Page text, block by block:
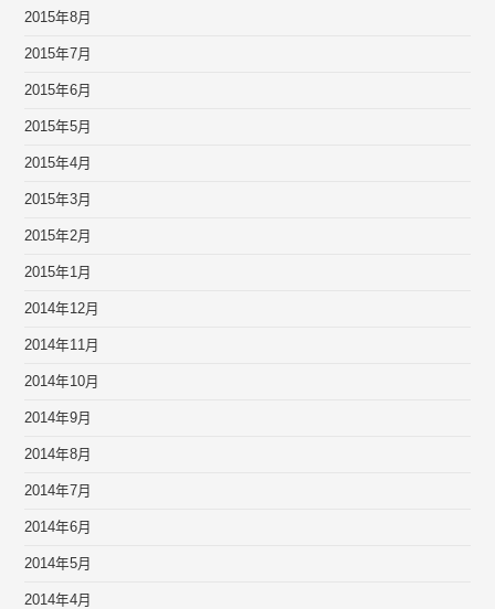
2015年8月
2015年7月
2015年6月
2015年5月
2015年4月
2015年3月
2015年2月
2015年1月
2014年12月
2014年11月
2014年10月
2014年9月
2014年8月
2014年7月
2014年6月
2014年5月
2014年4月